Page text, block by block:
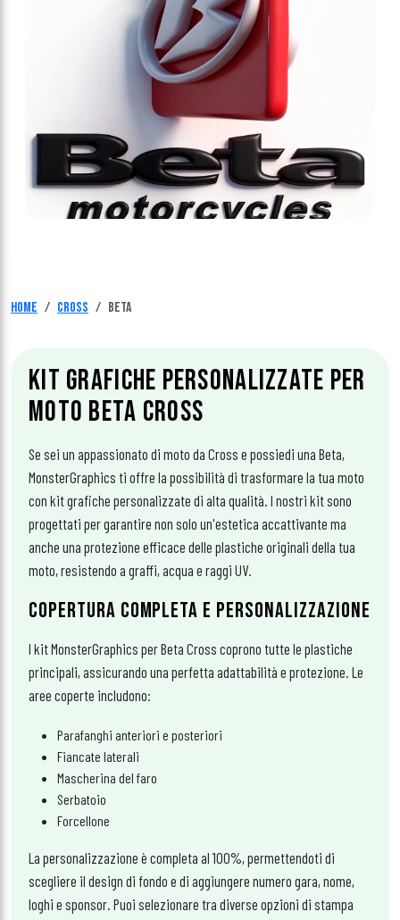
Home Cross Beta
KIT GRAFICHE PERSONALIZZATE PER
MOTO BETA CROSS
Se sei un appassionato di moto da Cross e possiedi una Beta,
MonsterGraphics ti offre la possibilità di trasformare la tua moto
con kit grafiche personalizzate di alta qualità. I nostri kit sono
progettati per garantire non solo un'estetica accattivante ma
anche una protezione efficace delle plastiche originali della tua
moto, resistendo a graffi, acqua e raggi UV.
COPERTURA COMPLETA E PERSONALIZZAZIONE
I kit MonsterGraphics per Beta Cross coprono tutte le plastiche
principali, assicurando una perfetta adattabilità e protezione. Le
aree coperte includono:
Parafanghi anteriori e posteriori
Fiancate laterali
Mascherina del faro
Serbatoio
Forcellone
La personalizzazione è completa al 100%, permettendoti di
scegliere il design di fondo e di aggiungere numero gara, nome,
loghi e sponsor. Puoi selezionare tra diverse opzioni di stampa